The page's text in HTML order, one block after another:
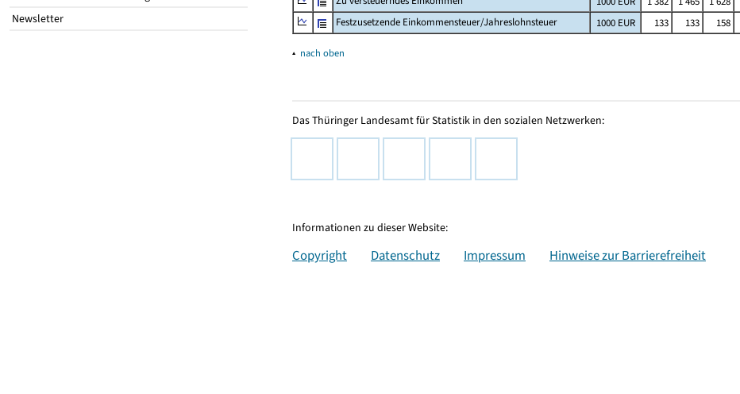
Newsletter
Festzusetzende Einkommensteuer/Jahreslohnsteuer
1000 EUR 133 133 158
▴ nach oben
Das Thüringer Landesamt für Statistik in den sozialen Netzwerken:
Informationen zu dieser Website:
Copyright Datenschutz Impressum Hinweise zur Barrierefreiheit